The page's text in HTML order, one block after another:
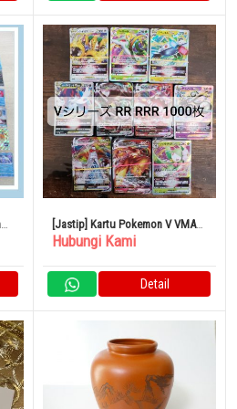
[Jastip] Kartu Pokemon V VMAX
VSTAR RR RRR 1000
Hubungi Kami
Detail